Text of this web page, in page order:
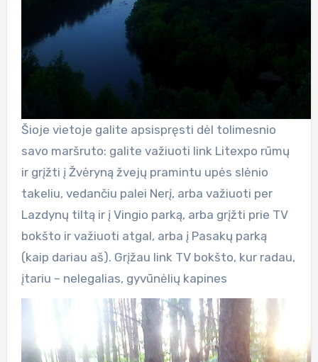
Šioje vietoje galite apsispręsti dėl tolimesnio
savo maršruto: galite važiuoti link Litexpo rūmų
ir grįžti į Žvėryną žvejų pramintu upės slėnio
takeliu, vedančiu palei Nerį, arba važiuoti per
Lazdynų tiltą ir į Vingio parką, arba grįžti prie TV
bokšto ir važiuoti atgal, arba į Pasakų parką
(kaip dariau aš). Grįžau link TV bokšto, kur radau,
įtariu – nelegalias, gyvūnėlių kapines